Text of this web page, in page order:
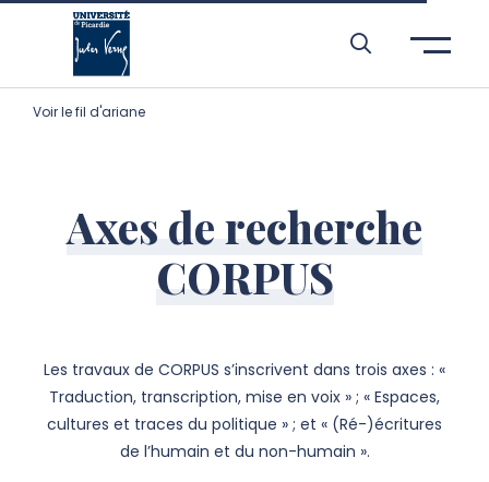
Aller à l’entête de page
Aller au menu principale
Aller au contenu principal
Aller à la recherche
Passer aux cookies
Aller au pied de page
Voir le fil d'ariane
Axes de recherche
CORPUS
Les travaux de CORPUS s’inscrivent dans trois axes : «
Traduction, transcription, mise en voix » ; « Espaces,
cultures et traces du politique » ; et « (Ré-)écritures
de l’humain et du non-humain ».